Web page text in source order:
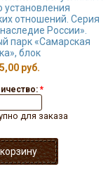
установления
отношений. Серия
России».
парк «Самарская
блок
руб.
*
для заказа